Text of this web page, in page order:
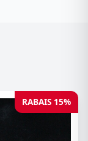
RABAIS 15%